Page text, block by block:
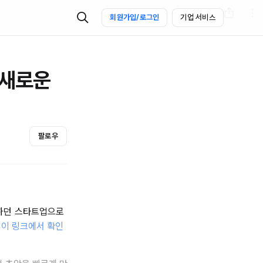
회원가입/로그인 기업 서비스
로운
팔로우
스타트업으로
링크에서 확인